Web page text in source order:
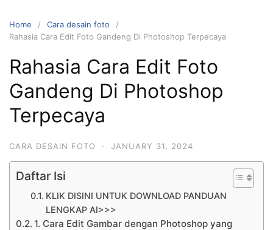
Home
Cara desain foto
Rahasia Cara Edit Foto Gandeng Di Photoshop Terpecaya
Rahasia Cara Edit Foto
Gandeng Di Photoshop
Terpecaya
CARA DESAIN FOTO · JANUARY 31, 2024
Daftar Isi
KLIK DISINI UNTUK DOWNLOAD PANDUAN
LENGKAP AI>>>
1. Cara Edit Gambar dengan Photoshop yang